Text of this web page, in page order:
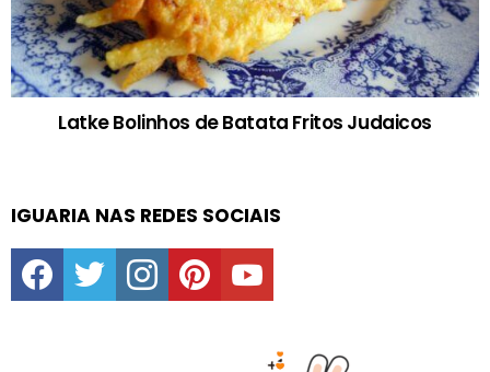
Latke Bolinhos de Batata Fritos Judaicos
IGUARIA NAS REDES SOCIAIS
facebooktwitter instagrampinterestyoutube